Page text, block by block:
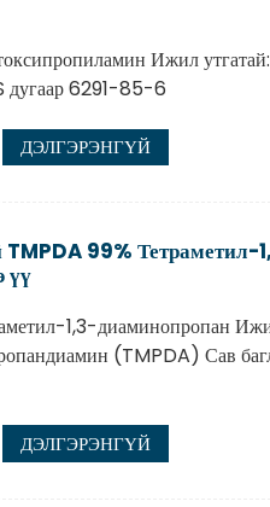
Ижил утгатай:
дугаар 6291-85-6
ДЭЛГЭРЭНГҮЙ
TMPDA 99% Тетраметил-
үү
1,3-диаминопропан
(TMPDA) Сав
ДЭЛГЭРЭНГҮЙ